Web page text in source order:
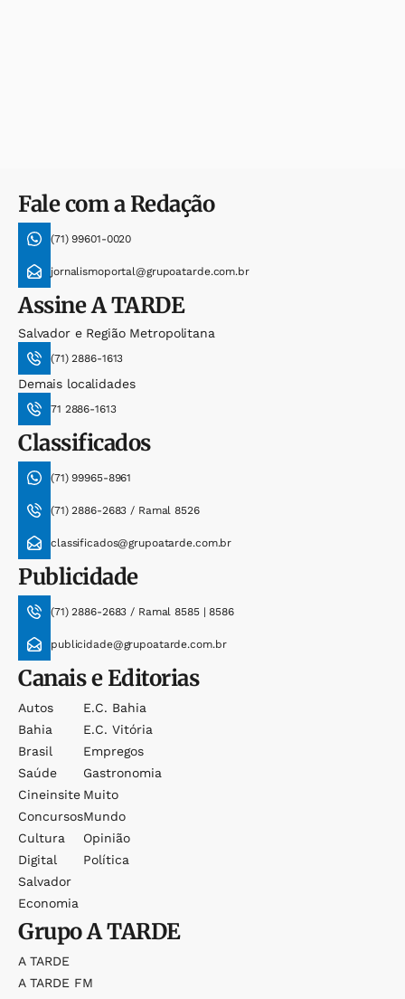
Fale com a Redação
(71) 99601-0020
jornalismoportal@grupoatarde.com.br
AssineA TARDE
Salvador e Região Metropolitana
(71) 2886-1613
Demais localidades
71 2886-1613
Classificados
(71) 99965-8961
(71) 2886-2683 / Ramal 8526
classificados@grupoatarde.com.br
Publicidade
(71) 2886-2683 / Ramal 8585 | 8586
publicidade@grupoatarde.com.br
Canais e Editorias
Autos
Bahia
Brasil
Saúde
Cineinsite
Concursos
Cultura
Digital
Salvador
Economia
E.c. Bahia
E.c. Vitória
Empregos
Gastronomia
Muito
Mundo
Opinião
Política
GrupoA TARDE
A TARDE
A TARDE FM